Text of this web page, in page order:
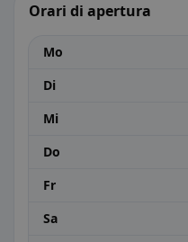
Orari di apertura
Mo
Di
Mi
Do
Fr
Sa